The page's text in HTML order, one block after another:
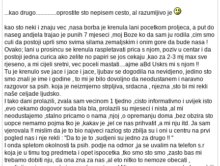
...kao drugo..............oprostite sto nepisem cesto, al razumljivo je
kao sto neki i znaju vec ,nasa borba je krenula lani pocetkom proljeca, a put do
naseg andjela trajao je punih 7 mjeseci ,moj Boze ko da sam ju rodila ,cim smo
culi da postoji uprli smo svima silama zemaljskim i onim gore da bude nasa !
Ovako; lani u prosincu se krenula raspletavati prica s njom, poziv u centar i da
postoji jedna curica ako zelite no papiri se jos cekaju ,kao za 2-3 mj max sve
rjeseno, a mi cijeli sretni, vec poceli mastati....ajme aBd Uskrs mi s njom !!
Tu je krenulo sve jace i jace i jace, ljubav se dogodila na nevidjeno, jedino sto
smo znali je ime i godine , to mi je bilo dovoljno da neodustanem i naravno
razgovor sa psih. koja je neizmjerno strpljiva, srdacna , njezna ,sto bi mi rekli
naše celjade ljudsko.
I tako dani prolazili, zvala sam vecinom 1 tjedno ,cisto informativno i uvijek isto
,evo cekamo dogovor suda bla bla, prolazili su mjeseci i nista ,al mi
neodustajemo ,stalno pricamo o nama ,njoj ,o opremanju doma ,bez obzira sto
uopce nemamo pojma tko je ,kakav je ,jel ce nas prihvatit ,a mi nju itd. Ja sam
vjerovala !! mislim da je to bio najveci razlog sto zbilja su i oni u centru na prvi
pogled nas i nje rekli : "Da to je to ,sudjeni su jedno za drugo !! "
I onda spletom okolnosti ta psih. podje na odmor ,ja se uvalim na telefon s.r
koja je u timu tog predmeta i opet ispocetka ,tko smo sto smo ,zasto bas mi
trebamo dobiti nju, da ona zna za nas ,al eto nitko to nemoze obecati ,